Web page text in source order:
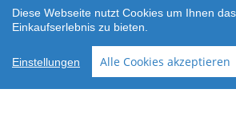
Shop erstellt mit
VersaCommerce.
Besuche
Diese Webseite nutzt Cookies um Ihnen
Einkaufserlebnis zu bieten.
Einstellungen Alle Cookies akzeptieren